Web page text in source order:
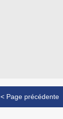
< Page précédente